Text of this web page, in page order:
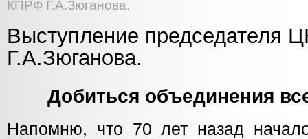
КПРФ Г.А.Зюганова.
Выступление председателя
Г.А.Зюганова.
Добиться объединения
Напомню, что 70 лет назад